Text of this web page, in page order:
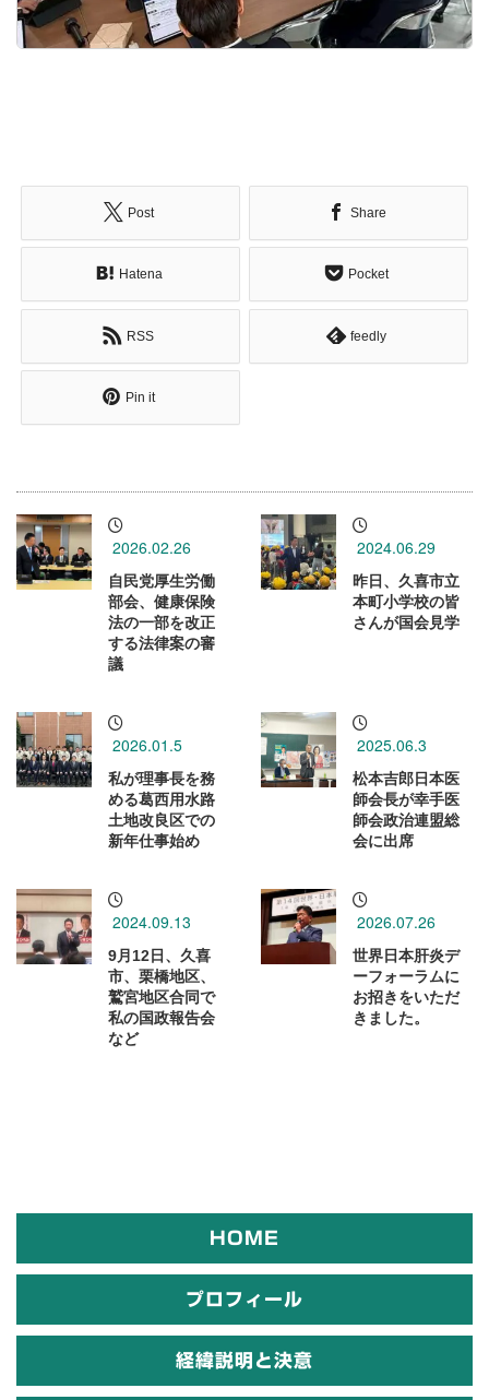
Post Share
Hatena Pocket
RSS feedly
Pin it
2026.02.26
自民党厚生労働
部会、健康保険
法の一部を改正
する法律案の審
議
2024.06.29
昨日、久喜市立
本町小学校の皆
さんが国会見学
2026.01.5
私が理事長を務
める葛西用水路
土地改良区での
新年仕事始め
2025.06.3
松本吉郎日本医
師会長が幸手医
師会政治連盟総
会に出席
2024.09.13
9月12日、久喜
市、栗橋地区、
鷲宮地区合同で
私の国政報告会
など
2026.07.26
世界日本肝炎デ
ーフォーラムに
お招きをいただ
きました。
HOME
プロフィール
経緯説明と決意